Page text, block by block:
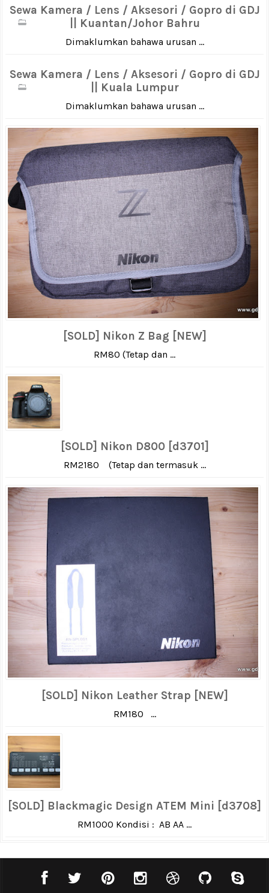
Sewa Kamera / Lens / Aksesori / Gopro di GDJ
|| Kuantan/Johor Bahru
Dimaklumkan bahawa urusan ...
Sewa Kamera / Lens / Aksesori / Gopro di GDJ
|| Kuala Lumpur
Dimaklumkan bahawa urusan ...
[SOLD] Nikon Z Bag [NEW]
RM80 (Tetap dan ...
[SOLD] Nikon D800 [d3701]
RM2180 (Tetap dan termasuk ...
[SOLD] Nikon Leather Strap [NEW]
RM180 ...
[SOLD] Blackmagic Design ATEM Mini [d3708]
RM1000 Kondisi : AB AA ...